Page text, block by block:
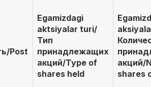
Post
Egamizdagi
aktsiyalar turi/
Тип
принадлежащих
акций/Type of
shares held
акций/
shares